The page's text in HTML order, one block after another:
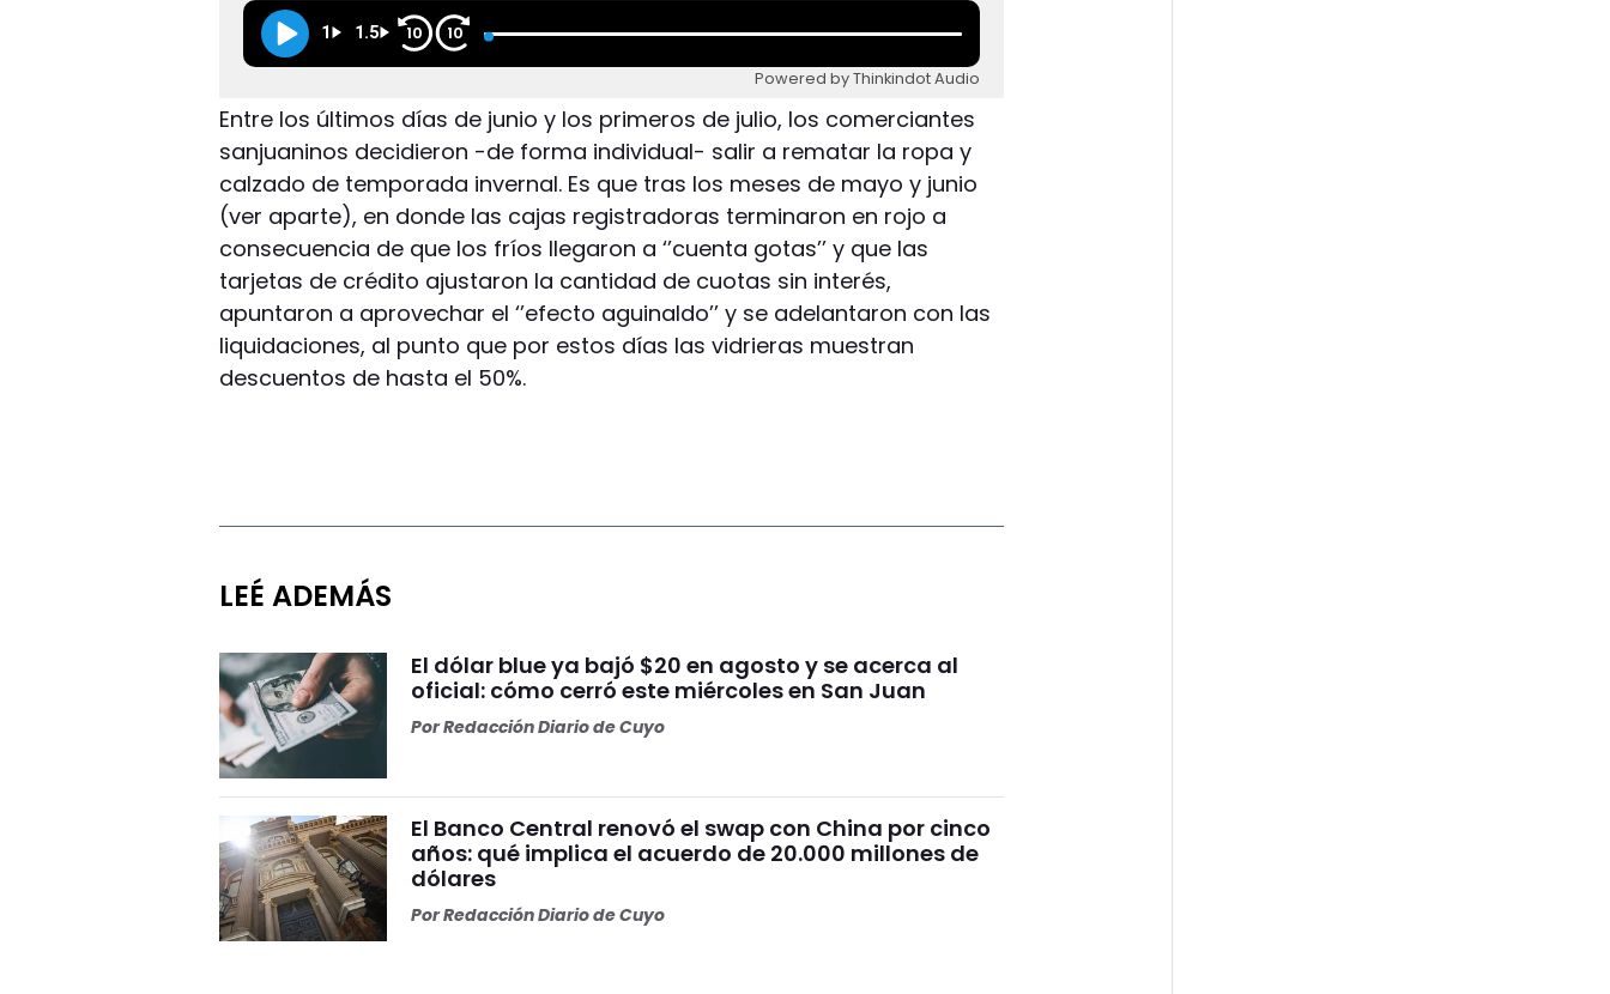
1 1.5 10 10
Powered by Thinkindot Audio
Entre los últimos días de junio y los primeros de julio, los comerciantes
sanjuaninos decidieron -de forma individual- salir a rematar la ropa y
calzado de temporada invernal. Es que tras los meses de mayo y junio
(ver aparte), en donde las cajas registradoras terminaron en rojo a
consecuencia de que los fríos llegaron a ‘’cuenta gotas’’ y que las
tarjetas de crédito ajustaron la cantidad de cuotas sin interés,
apuntaron a aprovechar el ‘’efecto aguinaldo’’ y se adelantaron con las
liquidaciones, al punto que por estos días las vidrieras muestran
descuentos de hasta el 50%.
LEÉ ADEMÁS
El dólar blue ya bajó $20 en agosto y se acerca al
oficial: cómo cerró este miércoles en San Juan
PorRedacción Diario de Cuyo
El Banco Central renovó el swap con China por cinco
años: qué implica el acuerdo de 20.000 millones de
dólares
PorRedacción Diario de Cuyo